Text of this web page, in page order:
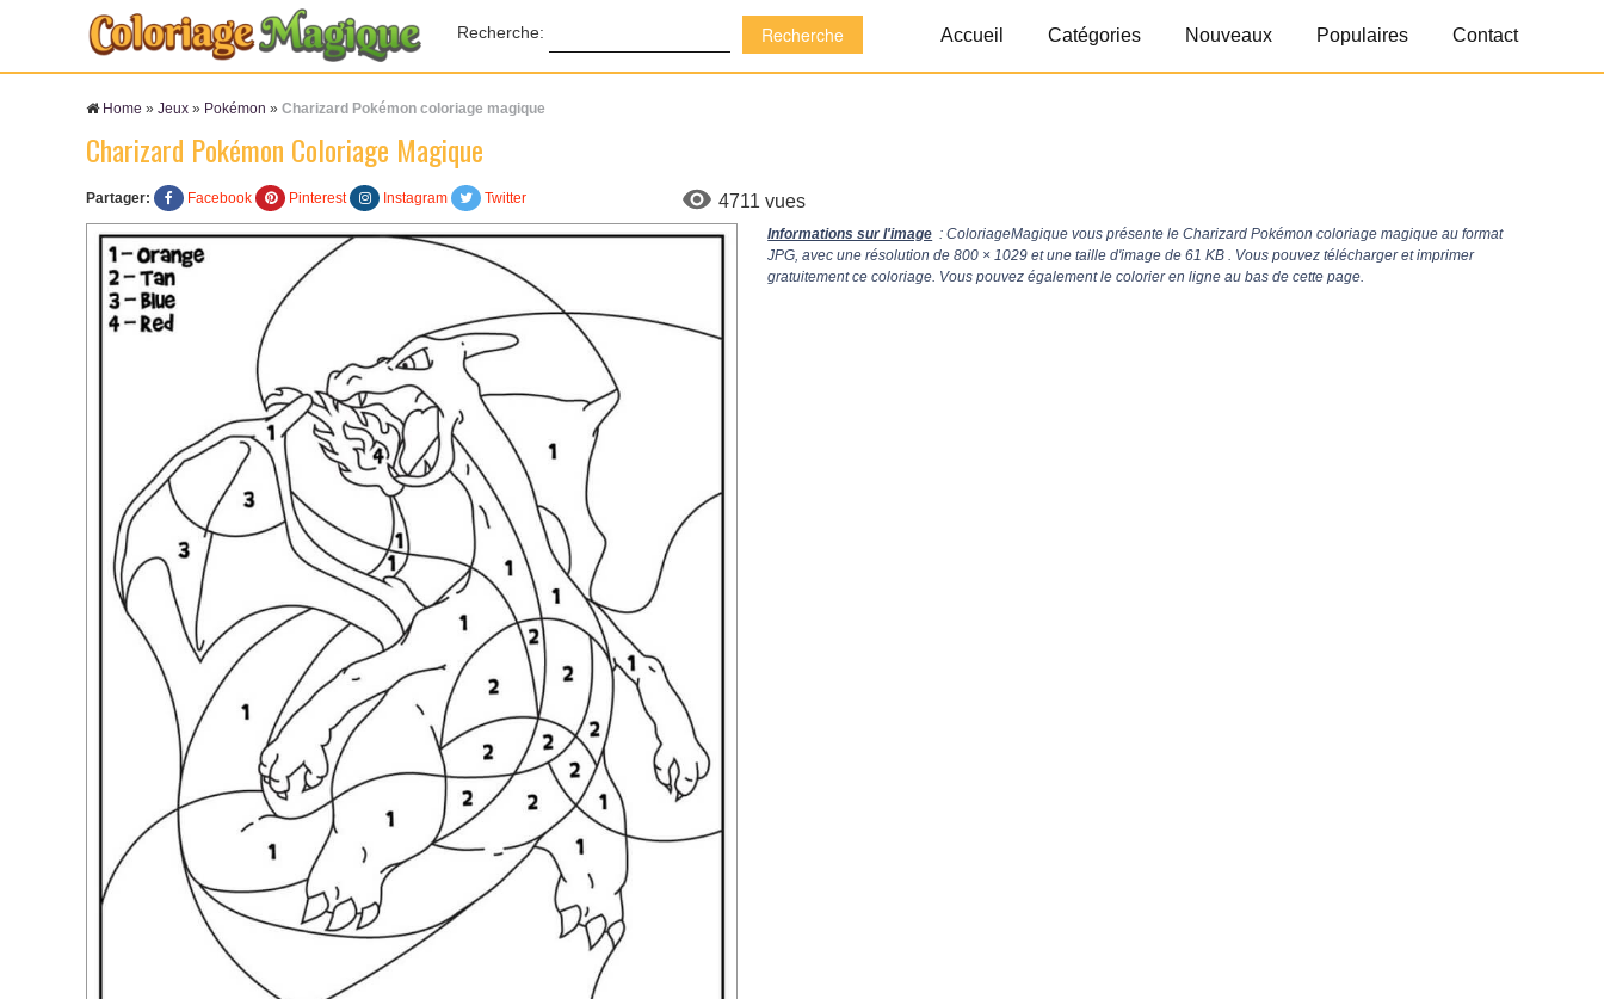
Recherche: Accueil Catégories Nouveaux Populaires Contact
Home » Jeux » Pokémon » Charizard Pokémon coloriage magique
Charizard Pokémon Coloriage Magique
Partager: Facebook Pinterest Instagram Twitter 4711 vues
Informations sur l'image : ColoriageMagique vous présente le Charizard Pokémon coloriage magique au format
JPG, avec une résolution de800 × 1029 et une taille d'image de 61 KB . Vous pouvez télécharger et imprimer
gratuitement ce coloriage. Vous pouvez également le colorier en ligne au bas de cette page.